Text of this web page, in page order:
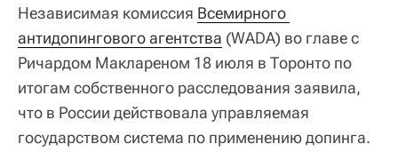
Независимая комиссия Всемирного
антидопингового агентства (WADA) во главе с
Ричардом Маклареном 18 июля в Торонто по
итогам собственного расследования заявила,
что в России действовала управляемая
государством система по применению допинга.